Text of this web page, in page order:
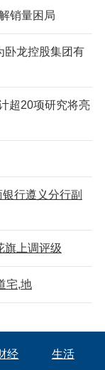
销量困局
卧龙控股集团有
超20项研究将亮
行遵义分行副
旗上调评级
宅,地
经 生活